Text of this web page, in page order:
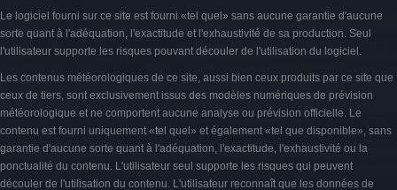
Le logiciel fourni sur ce site est fourni «tel quel» sans aucune garantie d'aucune
sorte quant à l'adéquation, l'exactitude et l'exhaustivité de sa production. Seul
l'utilisateur supporte les risques pouvant découler de l'utilisation du logiciel.
Les contenus météorologiques de ce site, aussi bien ceux produits par ce site que
ceux de tiers, sont exclusivement issus des modèles numériques de prévision
météorologique et ne comportent aucune analyse ou prévision officielle. Le
contenu est fourni uniquement «tel quel» et également «tel que disponible», sans
garantie d'aucune sorte quant à l'adéquation, l'exactitude, l'exhaustivité ou la
ponctualité du contenu. L'utilisateur seul supporte les risques qui peuvent
découler de l'utilisation du contenu. L'utilisateur reconnaît que les données de